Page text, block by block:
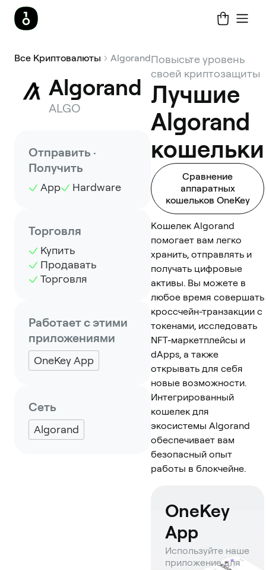
Все Криптовалюты Algorand
Algorand
ALGO
Отправить ·
Получить
App Hardware
Торговля
Купить
Продавать
Торговля
Работает с этими
приложениями
OneKey App
Сеть
Algorand
Повысьте уровень
своей криптозащиты
Лучшие
Algorand
кошельки
Сравнение
аппаратных
кошельков OneKey
Кошелек Algorand
помогает вам легко
хранить, отправлять и
получать цифровые
активы. Вы можете в
любое время совершать
кроссчейн-транзакции с
токенами, исследовать
NFT-маркетплейсы и
dApps, а также
открывать для себя
новые возможности.
Интегрированный
кошелек для
экосистемы Algorand
обеспечивает вам
безопасный опыт
работы в блокчейне.
OneKey
App
Используйте наше
приложение для